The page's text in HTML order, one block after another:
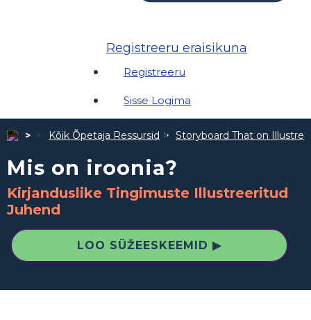
Registreeru eraisikuna
Registreeru
Sisse Logima
Kõik Õpetaja Ressursid Storyboard That on
Mis on iroonia?
Kirjanduslike Tingimuste Illustreeritud
Juhend
LOO SÜŽEESKEEMID ▶